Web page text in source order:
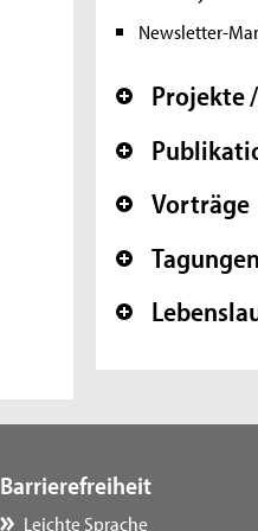
Newsletter-
+
Projekte
+
+ Vorträge
+ Tagungen
+
Barrierefreiheit
Leichte Sprache